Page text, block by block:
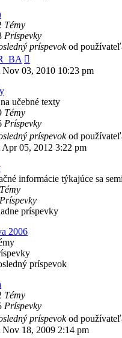
Témy
Príspevky
príspevokod
posledný
Nov 03, 2010 10:23 pm
učebné texty
Témy
Príspevky
príspevokod
Apr 05, 2012 3:22 pm
informácie týkajúce sa
Témy
Príspevky
príspevky
2006
príspevok
Témy
Príspevky
príspevokod
Nov 18, 2009 2:14 pm